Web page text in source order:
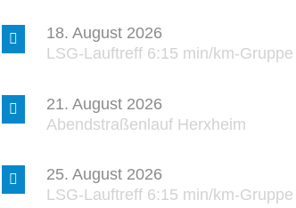
18. August 2026
LSG-Lauftreff 6:15 min/km-Gruppe
21. August 2026
Abendstraßenlauf Herxheim
25. August 2026
LSG-Lauftreff 6:15 min/km-Gruppe